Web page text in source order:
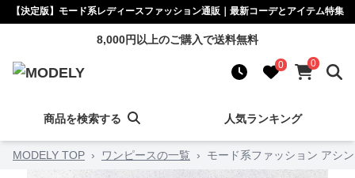
【決定版】モード系レディースファッション通販｜最新コーデとアイテム特集
8,000円以上のご購入で送料無料
0 0
商品を検索する 人気ランキング
MODELY TOP › ワンピースの一覧 › モード系ファッション アシ